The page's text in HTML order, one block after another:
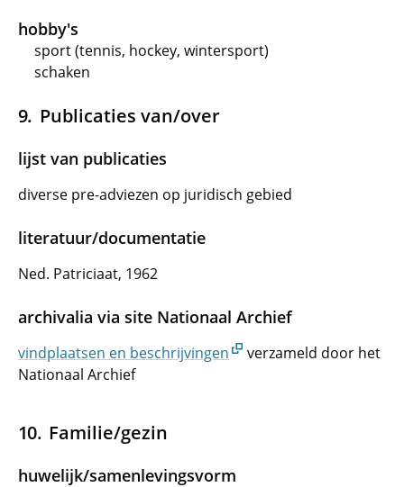
hobby's
sport (tennis, hockey, wintersport)
schaken
Publicaties van/over
lijst van publicaties
diverse pre-adviezen op juridisch gebied
literatuur/documentatie
Ned. Patriciaat, 1962
archivalia via site Nationaal Archief
vindplaatsen en beschrijvingen
verzameld door het
Nationaal Archief
Familie/gezin
huwelijk/samenlevingsvorm